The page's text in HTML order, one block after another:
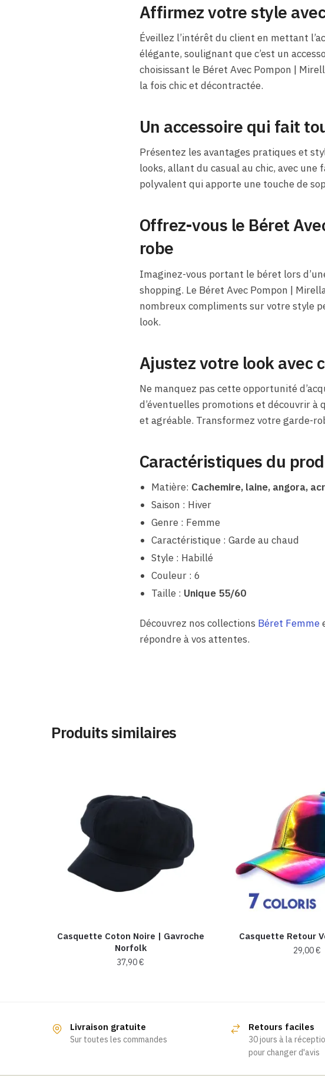
Affirmez votre style
Éveillez l’intérêt du client en mettant
élégante, soulignant que c’est un
choisissant le Béret Avec Pompon |
la fois chic et décontractée.
Un accessoire qui fait
Présentez les avantages pratiques et
looks, allant du casual au chic, avec
polyvalent qui apporte une touche de
Offrez-vous le Béret
robe
Imaginez-vous portant le béret lors
shopping. Le Béret Avec Pompon |
nombreux compliments sur votre style
look.
Ajustez votre look avec
Ne manquez pas cette opportunité
d’éventuelles promotions et découvrir
et agréable. Transformez votre garde-
Caractéristiques du
Matière: Cachemire, laine, angora,
Saison : Hiver
Genre : Femme
Caractéristique : Garde au chaud
Style : Habillé
Couleur : 6
Taille : Unique 55/60
Découvrez nos collections Béret Femme
répondre à vos attentes.
Produits similaires
Casquette Coton Noire | Gavroche
Norfolk
37,90€
Casquette Retour
29,00€
Les
Livraison gratuite
Sur toutes les commandes
Retours faciles
30 jours à la
pour changer d'avis